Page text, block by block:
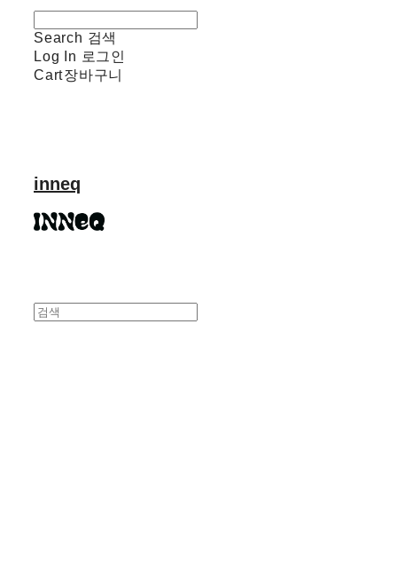
Search 검색
Log In 로그인
Cart장바구니
inneq